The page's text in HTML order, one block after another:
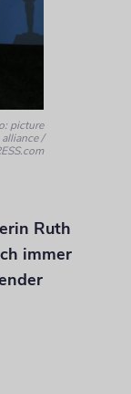
picture
alliance /
Ruth
immer